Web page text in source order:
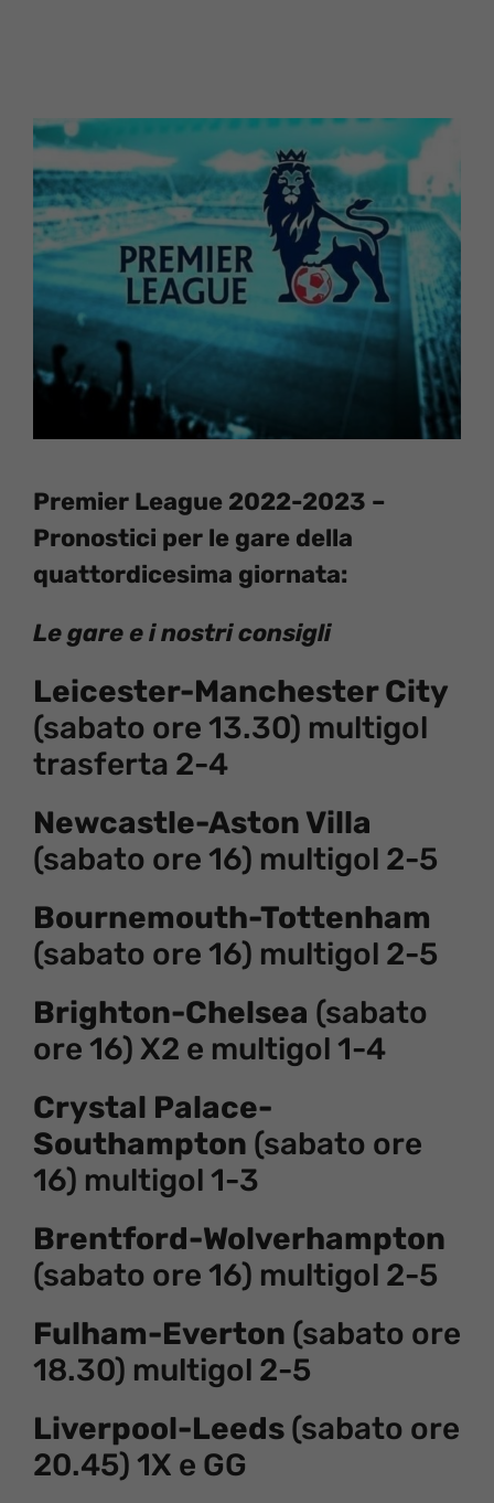
Premier League 2022-2023 –
Pronostici per le gare della
quattordicesima giornata:
Le gare e i nostri consigli
Leicester-Manchester City
(sabato ore 13.30) multigol
trasferta 2-4
Newcastle-Aston Villa
(sabato ore 16) multigol 2-5
Bournemouth-Tottenham
(sabato ore 16) multigol 2-5
Brighton-Chelsea (sabato
ore 16) X2 e multigol 1-4
Crystal Palace-
Southampton (sabato ore
16) multigol 1-3
Brentford-Wolverhampton
(sabato ore 16) multigol 2-5
Fulham-Everton (sabato ore
18.30) multigol 2-5
Liverpool-Leeds (sabato ore
20.45) 1X e GG